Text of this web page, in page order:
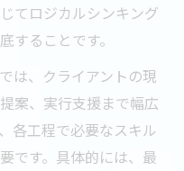
てロジカルシンキング
することです。
は、クライアントの現
案、実行支援まで幅広
各工程で必要なスキル
です。具体的には、最